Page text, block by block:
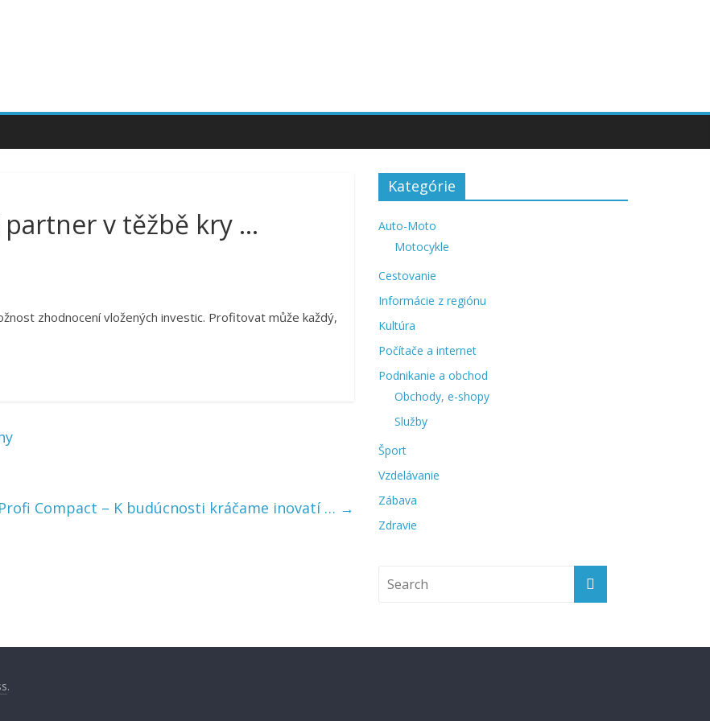
partner v těžbě kry …
zhodnocení vložených investic. Profitovat může každý,
Profi Compact – K budúcnosti kráčame inovatí … →
Kategórie
Auto-Moto
Motocykle
Cestovanie
Informácie z regiónu
Kultúra
Počítače a internet
Podnikanie a obchod
Obchody, e-shopy
Služby
Šport
Vzdelávanie
Zábava
Zdravie
.